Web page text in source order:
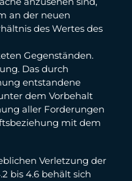
an der neuen
des Wertes des
Gegenständen.
Das durch
entstandene
dem Vorbehalt
aller Forderungen
mit dem
Verletzung der
bis 4.6 behält sich